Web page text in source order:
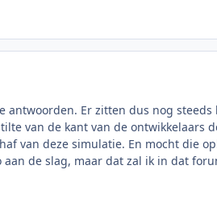
antwoorden. Er zitten dus nog
van de kant van de
van deze simulatie. En mocht die
aan de slag, maar dat zal ik in dat